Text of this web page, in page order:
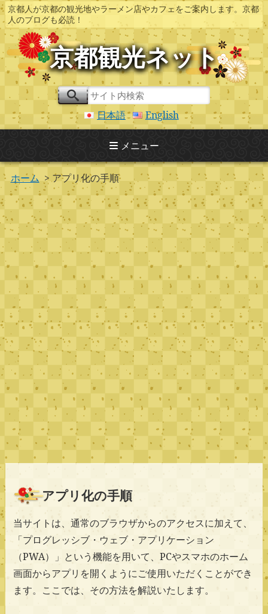
京都人が京都の観光地やラーメン店やカフェをご案内します。京都
人のブログも必読！
京都観光ネット
日本語 English
メニュー
ホーム > アプリ化の手順
アプリ化の手順
当サイトは、通常のブラウザからのアクセスに加えて、
「プログレッシブ・ウェブ・アプリケーション
（PWA）」という機能を用いて、PCやスマホのホーム
画面からアプリを開くようにご使用いただくことができ
ます。ここでは、その方法を解説いたします。